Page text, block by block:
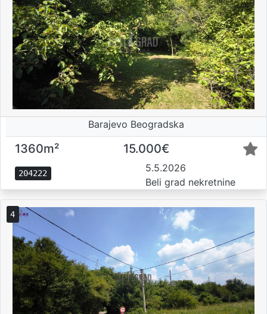
Barajevo Beogradska
1360m² 15.000€
204222
5.5.2026
Beli grad nekretnine
4